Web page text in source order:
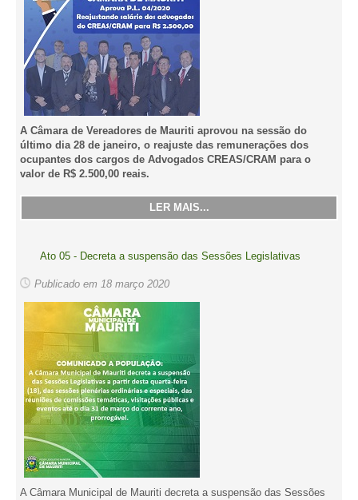
A Câmara de Vereadores de Mauriti aprovou na sessão do
último dia 28 de janeiro, o reajuste das remunerações dos
ocupantes dos cargos de Advogados CREAS/CRAM para o
valor de R$ 2.500,00 reais.
LER MAIS...
Ato 05 - Decreta a suspensão das Sessões Legislativas
Publicado em 18 março 2020
A Câmara Municipal de Mauriti decreta a suspensão das Sessões